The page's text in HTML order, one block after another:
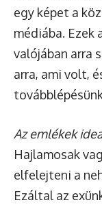
egy képet a
médiába.
valójában arra
arra, ami volt,
Az emlékek
Hajlamosak
elfelejteni a
Ezáltal az